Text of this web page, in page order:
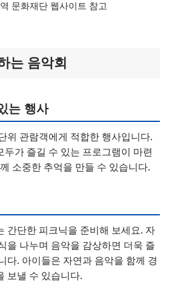
문화재단 웹사이트 참고
는 음악회
는 행사
위 관람객에게 적합한 행사입니다.
두가 즐길 수 있는 프로그램이 마련
소중한 추억을 만들 수 있습니다.
간단한 피크닉을 준비해 보세요. 자
을 나누며 음악을 감상하면 더욱 즐
다. 아이들은 자연과 음악을 함께 경
보낼 수 있습니다.